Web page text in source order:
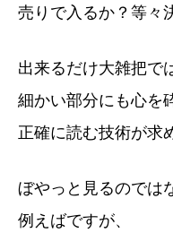
売りで入るか？等々
出来るだけ大雑把で
細かい部分にも心を
正確に読む技術が求
ぼやっと見るのでは
例えばですが、